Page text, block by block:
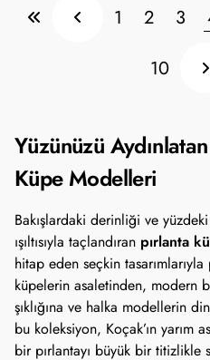
1 2 3
10
Yüzünüzü
Küpe Modelleri
Bakışlardaki derinliği ve
ışıltısıyla taçlandıran pırlanta
hitap eden seçkin
küpelerin asaletinden, modern
şıklığına ve halka modellerin
bu koleksiyon, Koçak’ın yarım
bir pırlantayı büyük bir titizlikle